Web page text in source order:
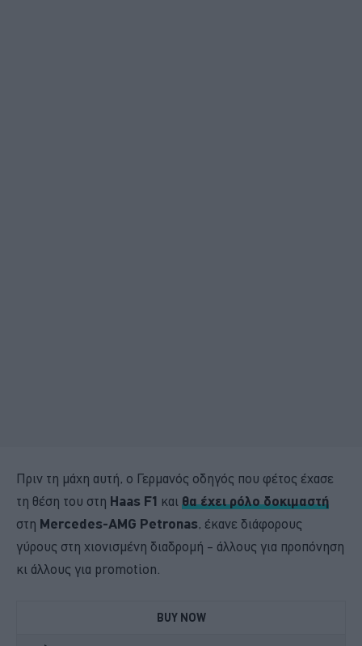
Πριν τη μάχη αυτή, ο Γερμανός οδηγός που φέτος έχασε
τη θέση του στη Haas F1 και θα έχει ρόλο δοκιμαστή
στη Mercedes-AMG Petronas, έκανε διάφορους
γύρους στη χιονισμένη διαδρομή – άλλους για προπόνηση
κι άλλους για promotion.
BUY NOW